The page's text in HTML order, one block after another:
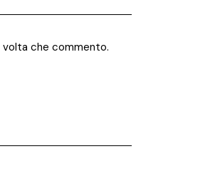
volta che commento.